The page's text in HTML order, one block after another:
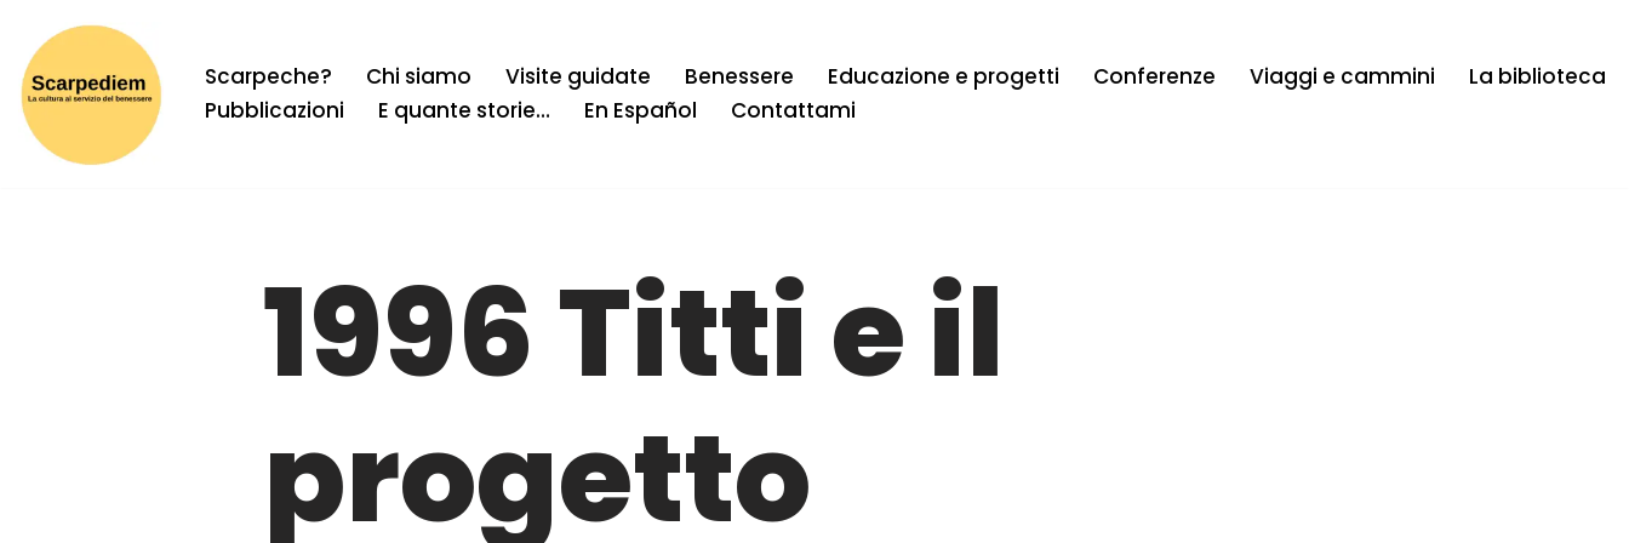
Vai
al
contenuto
Scarpeche? Chi siamo Visite guidate Benessere Educazione e progetti Conferenze Viaggi e cammini
La biblioteca
Pubblicazioni
E quante storie… En Español Contattami
1996 Titti e il
progetto